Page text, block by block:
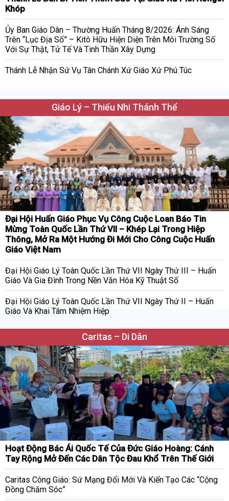
Khóp
Ủy Ban Giáo Dân – Thường Huấn Tháng 8/2026: Ánh Sáng
Trên “Lục Địa Số” – Kitô Hữu Hiện Diện Trên Môi Trường Số
Với Sự Thật, Tử Tế Và Tinh Thần Xây Dựng
Thánh Lễ Nhận Sứ Vụ Tân Chánh Xứ Giáo Xứ Phú Túc
Giáo Lý – Thiếu Nhi Thánh Thể
Đại Hội Huấn Giáo Phục Vụ Công Cuộc Loan Báo Tin
Mừng Toàn Quốc Lần Thứ VII – Khép Lại Trong Hiệp
Thông, Mở Ra Một Hướng Đi Mới Cho Công Cuộc Huấn
Giáo Việt Nam
Đại Hội Giáo Lý Toàn Quốc Lần Thứ VII Ngày Thứ III – Huấn
Giáo Và Gia Đình Trong Nền Văn Hóa Kỹ Thuật Số
Đại Hội Giáo Lý Toàn Quốc Lần Thứ VII Ngày Thứ II – Huấn
Giáo Và Khai Tâm Nhiệm Hiệp
Caritas – Di Dân
Hoạt Động Bác Ái Quốc Tế Của Đức Giáo Hoàng: Cánh
Tay Rộng Mở Đến Các Dân Tộc Đau Khổ Trên Thế Giới
Caritas Công Giáo: Sứ Mạng Đổi Mới Và Kiến Tạo Các “Cộng
Đồng Chăm Sóc”